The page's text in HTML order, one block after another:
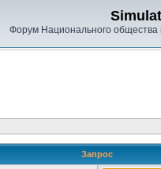
Форум Национального
Запрос